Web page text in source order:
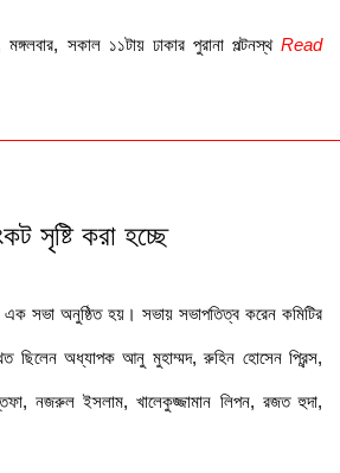
সকাল ১১টায় ঢাকার পুরানা পল্টনস্থ Read
সৃষ্টি করা হচ্ছে
এক সভা অনুষ্ঠিত হয়। সভায় সভাপতিত্ব করেন কমিটির
ছিলেন অধ্যাপক আনু মুহাম্মদ, রুহিন হোসেন প্রিন্স,
নজরুল ইসলাম, খালেকুজ্জামান লিপন, রজত হুদা,